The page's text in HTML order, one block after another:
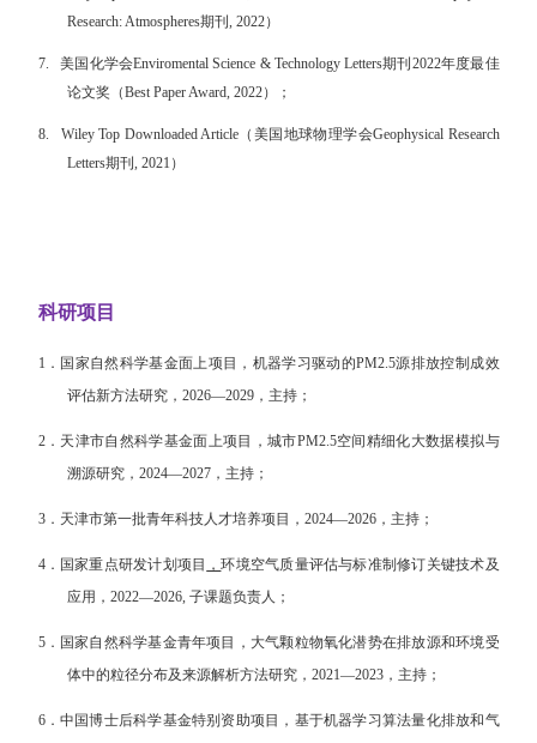
Research: Atmospheres期刊, 2022）
7.美国化学会Enviromental Science & Technology Letters期刊2022年度最佳
论文奖（Best Paper Award, 2022）；
8. Wiley Top Downloaded Article（美国地球物理学会Geophysical Research
Letters期刊, 2021）
科研项目
1． 国家自然科学基金面上项目，机器学习驱动的PM2.5源排放控制成效
评估新方法研究，2026—2029，主持；
2． 天津市自然科学基金面上项目，城市PM2.5空间精细化大数据模拟与
溯源研究，2024—2027，主持；
3． 天津市第一批青年科技人才培养项目，2024—2026，主持；
4． 国家重点研发计划项目 ，环境空气质量评估与标准制修订关键技术及
应用，2022—2026, 子课题负责人；
5． 国家自然科学基金青年项目，大气颗粒物氧化潜势在排放源和环境受
体中的粒径分布及来源解析方法研究，2021—2023，主持；
6． 中国博士后科学基金特别资助项目，基于机器学习算法量化排放和气